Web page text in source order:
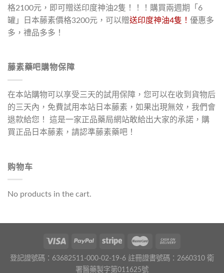
格2100元，即可贈送印度神油2隻！！！購買兩週期「6
罐」日本藤素價格3200元，可以贈送印度神油4隻！ 優惠多
多，禮品多多！
藤素藥吧購物保障
在本站購物可以享受三天的試用保障，您可以在收到貨物后
的三天內，免費試用本站日本藤素，如果出現無效，我們會
退款給您！ 這是一家正品藥局網站敢給出大家的承諾，購
買正品日本藤素，請認準藤素藥吧！
购物车
No products in the cart.
登記證號碼：63682511-000-02-19-6 註冊證書號碼：2660310 衛
署醫藥製字第011625號